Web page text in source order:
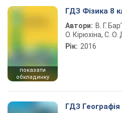
показати
обкладинку
ГДЗ Фізика 8
Автори: В. Г.
О. Кірюхіна, С. О.
Рік: 2016
ГДЗ Географія